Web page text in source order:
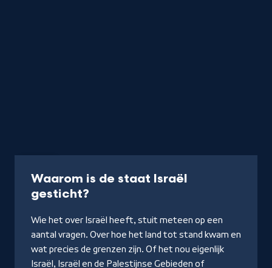
Waarom is de staat Israël
gesticht?
verder
Wie het over Israël heeft, stuit meteen op een
aantal vragen. Over hoe het land tot stand kwam en
wat precies de grenzen zijn. Of het nou eigenlijk
Israël, Israël en de Palestijnse Gebieden of